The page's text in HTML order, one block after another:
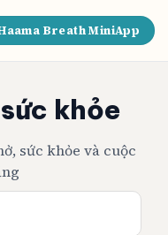
Breath MiniApp
khỏe
sức khỏe và cuộc